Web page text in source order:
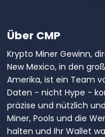
Über CMP
Krypto Miner Gewinn,
New Mexico, in den
Amerika, ist ein Team
Daten - nicht Hype -
präzise und nützlich
Miner, Pools und die
halten und Ihr Wallet